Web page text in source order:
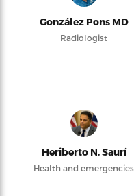
González Pons MD
Radiologist
Heriberto N. Saurí
Health and emergencies